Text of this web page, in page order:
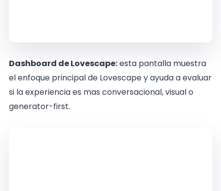
Dashboard de Lovescape:esta pantalla muestra
el enfoque principal de Lovescape y ayuda a evaluar
si la experiencia es mas conversacional, visual o
generator-first.